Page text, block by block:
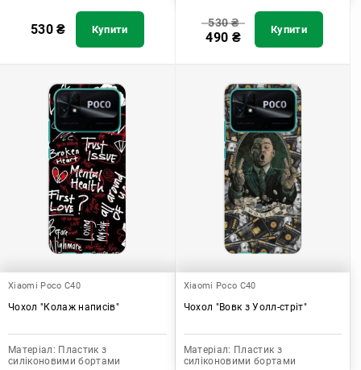
530₴ Купити
530₴
490 ₴ Купити
Xiaomi Poco C40
Чохол "Колаж написів"
Матеріал: Пластик з
силіконовими бортами
Xiaomi Poco C40
Чохол "Вовк з Уолл-стріт"
Матеріал: Пластик з
силіконовими бортами